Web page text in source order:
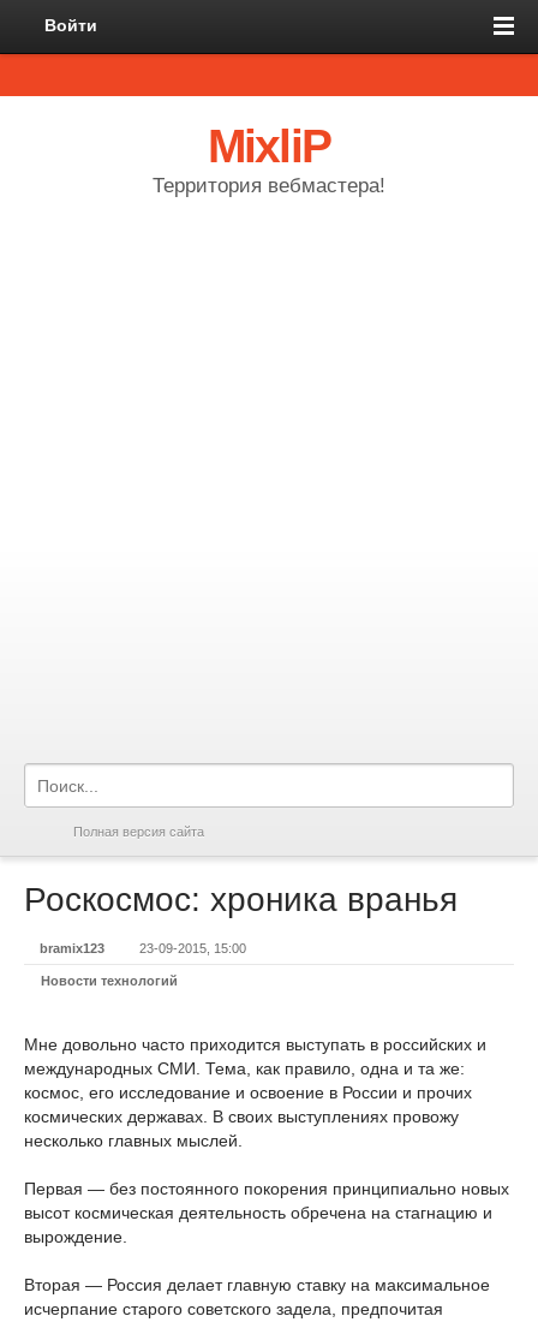
Войти
MixliP
Территория вебмастера!
Полная версия сайта
Роскосмос: хроника вранья
bramix123 23-09-2015, 15:00
Новости технологий
Мне довольно часто приходится выступать в российских и
международных СМИ. Тема, как правило, одна и та же:
космос, его исследование и освоение в России и прочих
космических державах. В своих выступлениях провожу
несколько главных мыслей.
Первая — без постоянного покорения принципиально новых
высот космическая деятельность обречена на стагнацию и
вырождение.
Вторая — Россия делает главную ставку на максимальное
исчерпание старого советского задела, предпочитая